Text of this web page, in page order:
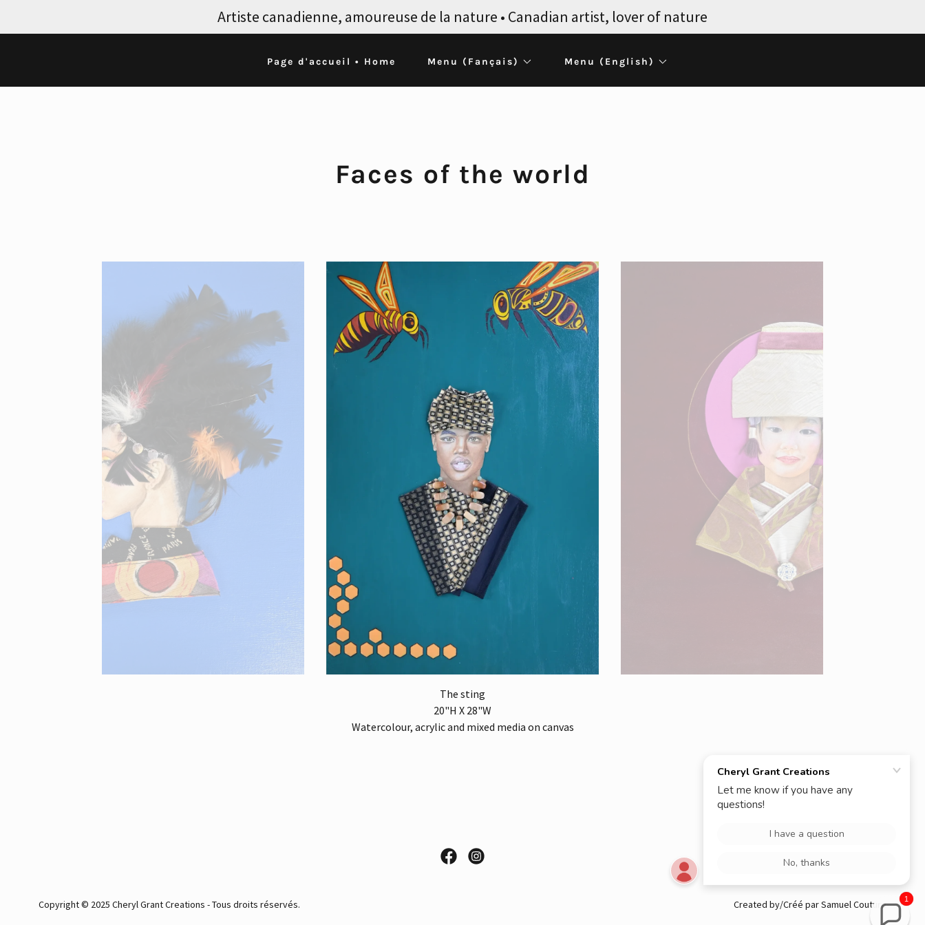
Artiste canadienne, amoureuse de la nature • Canadian artist, lover of nature
Page d'accueil • Home Menu (Fançais) Menu (English)
Faces of the world
The sting
20"H X 28"W
Watercolour, acrylic and mixed media on canvas
Copyright © 2025 Cheryl Grant Creations - Tous droits réservés. Created by/Créé par Samuel Couture 1